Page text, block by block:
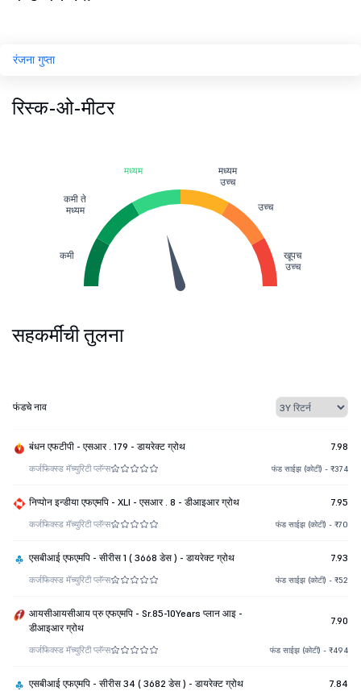
रंजना गुप्ता
रिस्क-ओ-मीटर
कमी
कमी ते
मध्यम
मध्यम
मध्यम
उच्च
उच्च
खूपच
उच्च
सहकर्मींची तुलना
फंडचे नाव
बंधन एफटीपी - एसआर . 179 - डायरेक्ट ग्रोथ 7.98
कर्जफिक्स्ड मॅच्युरिटी प्लॅन्स फंड साईझ (कोटी) - ₹374
निप्पोन इन्डीया एफएमपि - XLI - एसआर . 8 - डीआइआर ग्रोथ 7.95
कर्जफिक्स्ड मॅच्युरिटी प्लॅन्स फंड साईझ (कोटी) - ₹70
एसबीआई एफएमपि - सीरीस 1 ( 3668 डेस ) - डायरेक्ट ग्रोथ 7.93
कर्जफिक्स्ड मॅच्युरिटी प्लॅन्स फंड साईझ (कोटी) - ₹52
आयसीआयसीआय प्रु एफएमपि - Sr.85-10Years प्लान आइ -
डीआइआर ग्रोथ
7.90
कर्जफिक्स्ड मॅच्युरिटी प्लॅन्स फंड साईझ (कोटी) - ₹494
एसबीआई एफएमपि - सीरीस 34 ( 3682 डेस ) - डायरेक्ट ग्रोथ 7.84